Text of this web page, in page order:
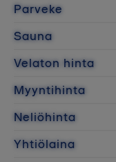
Parveke
Sauna
Velaton hinta
Myyntihinta
Neliöhinta
Yhtiölaina